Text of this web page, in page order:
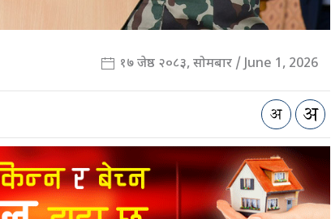
१७ जेष्ठ २०८३, सोमबार / June 1, 2026